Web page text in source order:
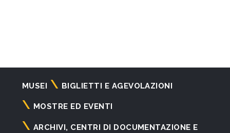
Navigazione
principale
MUSEI BIGLIETTI E AGEVOLAZIONI
MOSTRE ED EVENTI
ARCHIVI, CENTRI DI DOCUMENTAZIONE E